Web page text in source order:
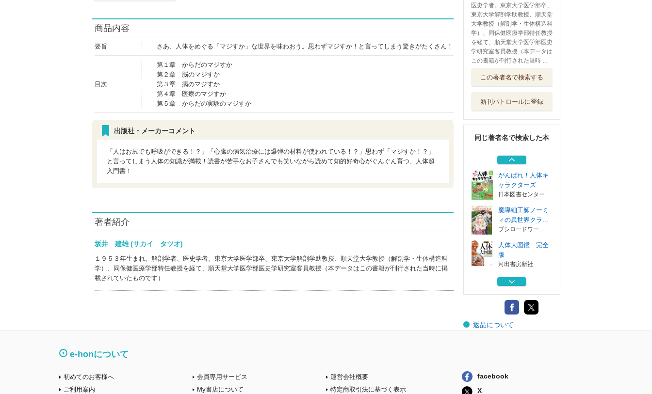
商品内容
要旨 さあ、人体をめぐる「マジすか」な世界を味わおう。思わずマジすか！と言ってしまう驚きがたくさん！
目次
第１章 からだのマジすか
第２章 脳のマジすか
第３章 病のマジすか
第４章 医療のマジすか
第５章 からだの実験のマジすか
出版社・メーカーコメント
「人はお尻でも呼吸ができる！？」「心臓の病気治療には爆弾の材料が使われている！？」思わず「マジすか！？」
と言ってしまう人体の知識が満載！読書が苦手なお子さんでも笑いながら読めて知的好奇心がぐんぐん育つ、人体超
入門書！
著者紹介
坂井 建雄 (サカイ タツオ)
１９５３年生まれ。解剖学者、医史学者。東京大学医学部卒、東京大学解剖学助教授、順天堂大学教授（解剖学・生体構造科
学）、同保健医療学部特任教授を経て、順天堂大学医学部医史学研究室客員教授（本データはこの書籍が刊行された当時に掲
載されていたものです）
医史学者。東京大学医学部卒、
東京大学解剖学助教授、順天堂
大学教授（解剖学・生体構造科
学）、同保健医療学部特任教授
を経て、順天堂大学医学部医史
学研究室客員教授（本データは
この書籍が刊行された当時 …
この著者名で検索する
新刊パトロールに登録
同じ著者名で検索した本
版
内臓のしくみ・は
永岡書店
標準分子細胞生物
学
医学書院
がんばれ！人体キ
ャラクターズ
日本図書センター
魔導細工師ノーミ
ィの異世界クラ...
ブシロードワー...
人体大図鑑 完全
版
河出書房新社
内臓のしくみ・は
永岡書店
標準分子細胞生物
学
返品について
e-honについて
初めてのお客様へ
ご利用案内
会員専用サービス
My書店について
運営会社概要
特定商取引法に基づく表示
facebook
X